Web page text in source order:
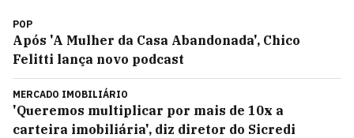
POP
Após 'A Mulher da Casa Abandonada', Chico
Felitti lança novo podcast
MERCADO IMOBILIÁRIO
'Queremos multiplicar por mais de 10x a
carteira imobiliária', diz diretor do Sicredi